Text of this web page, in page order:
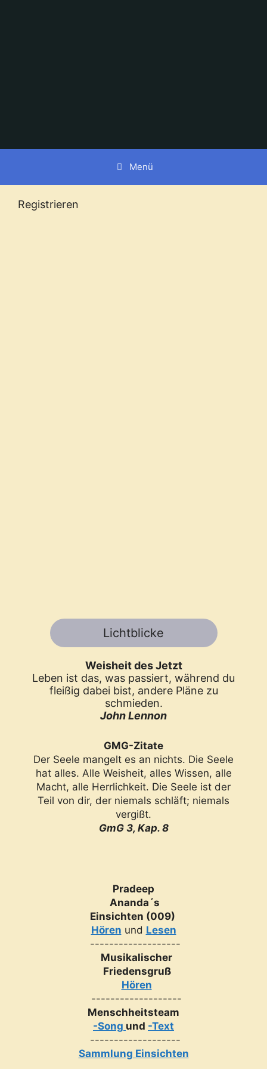
Menü
Registrieren
Lichtblicke
Weisheit des Jetzt
Leben ist das, was passiert, während du
fleißig dabei bist, andere Pläne zu
schmieden.
John Lennon
GMG-Zitate
Der Seele mangelt es an nichts. Die Seele
hat alles. Alle Weisheit, alles Wissen, alle
Macht, alle Herrlichkeit. Die Seele ist der
Teil von dir, der niemals schläft; niemals
vergißt.
GmG 3, Kap. 8
Pradeep
Ananda´s
Einsichten (009)
Hören und Lesen
-------------------
Musikalischer
Friedensgruß
Hören
-------------------
Menschheitsteam
-Song und -Text
-------------------
Sammlung Einsichten